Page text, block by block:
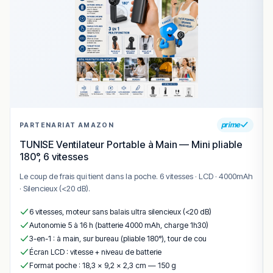
accompagnés de légumes ou frites maison.
poisson du jour: cuisson simple et maîtrisée,
légumes de saison, citron ou herbes fraîches —
un choix apprécié pour sa légèreté.
façon bistro : recettes variables (crème,
champignons, saumon, légumes) selon
dessert maison: tarte du jour, mousse au
une douceur simple pour conclure le repas.
🕰️ Horaires & service
L’Aromate fonctionne principalement en service du midi,
avec certaines ouvertures en soirée selon les jours ou
événements.
Horaires usuels observés :
Lundi : fermé
Mardi à vendredi : 12h00 – 14h00
PARTENARIAT AMAZON prime
TUNISE Ventilateur Portable à Main — Mini pliable
180°, 6 vitesses
Le coup de frais qui tient dans la poche. 6 vitesses · LCD · 4000mAh
· Silencieux (<20 dB).
6 vitesses, moteur sans balais ultra silencieux (<20 dB)
Autonomie 5 à 16 h (batterie 4000 mAh, charge 1h30)
3-en-1 : à main, sur bureau (pliable 180°), tour de cou
Écran LCD : vitesse + niveau de batterie
Format poche : 18,3 × 9,2 × 2,3 cm — 150 g